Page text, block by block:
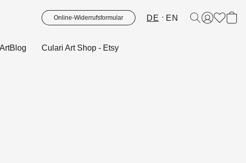
Online-Widerrufsformular DE EN
ArtBlog Culari Art Shop - Etsy